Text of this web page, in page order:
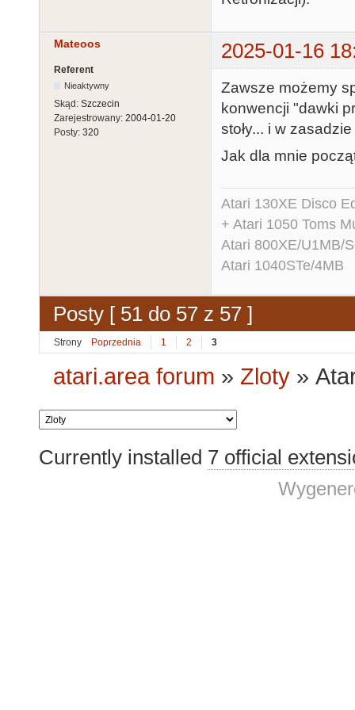
Mateoos 2025-01-16
Referent
Nieaktywny
Skąd: Szczecin
Zarejestrowany: 2004-01-20
Posty: 320
Zawsze możemy
konwencji "dawki
stoły... i w
Jak dla mnie
Atari 130XE Disco
+ Atari 1050 Toms
Atari 800XE/U1MB/
Atari 1040STe/4MB
Posty [ 51 do 57 z 57 ]
Strony Poprzednia 1 2 3
atari.area forum » Zloty »
Currently installed 7 official